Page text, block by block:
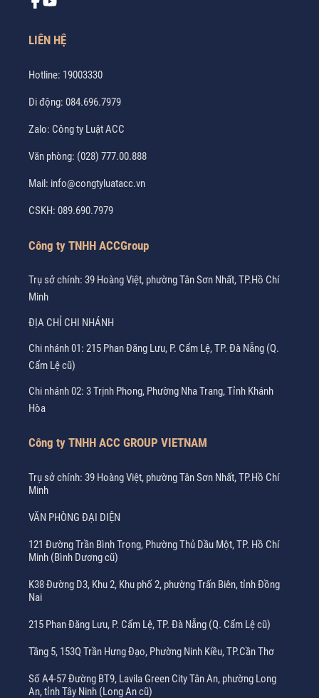
LIÊN HỆ
Hotline: 19003330
Di động: 084.696.7979
Zalo: Công ty Luật ACC
Văn phòng: (028) 777.00.888
Mail: info@congtyluatacc.vn
CSKH: 089.690.7979
Công ty TNHH ACCGroup
Trụ sở chính: 39 Hoàng Việt, phường Tân Sơn Nhất, TP.Hồ Chí
Minh
ĐỊA CHỈ CHI NHÁNH
Chi nhánh 01: 215 Phan Đăng Lưu, P. Cẩm Lệ, TP. Đà Nẵng (Q.
Cẩm Lệ cũ)
Chi nhánh 02: 3 Trịnh Phong, Phường Nha Trang, Tỉnh Khánh
Hòa
Công ty TNHH ACC GROUP VIETNAM
Trụ sở chính: 39 Hoàng Việt, phường Tân Sơn Nhất, TP.Hồ Chí
Minh
VĂN PHÒNG ĐẠI DIỆN
121 Đường Trần Bình Trọng, Phường Thủ Dầu Một, TP. Hồ Chí
Minh (Bình Dương cũ)
K38 Đường D3, Khu 2, Khu phố 2, phường Trấn Biên, tỉnh Đồng
Nai
215 Phan Đăng Lưu, P. Cẩm Lệ, TP. Đà Nẵng (Q. Cẩm Lệ cũ)
Tầng 5, 153Q Trần Hưng Đạo, Phường Ninh Kiều, TP.Cần Thơ
Số A4-57 Đường BT9, Lavila Green City Tân An, phường Long
An, tỉnh Tây Ninh (Long An cũ)